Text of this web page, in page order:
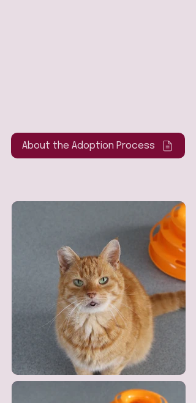
About the Adoption Process